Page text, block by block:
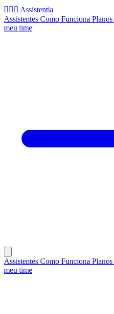
🧚🏻‍♂️ Assistentia
Assistentes Como Funciona Planos
meu time
Assistentes Como Funciona Planos
meu time